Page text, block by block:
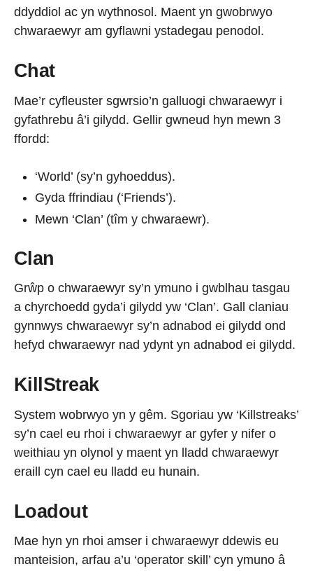
ddyddiol ac yn wythnosol. Maent yn gwobrwyo
chwaraewyr am gyflawni ystadegau penodol.
Chat
Mae’r cyfleuster sgwrsio’n galluogi chwaraewyr i
gyfathrebu â’i gilydd. Gellir gwneud hyn mewn 3
ffordd:
‘World’ (sy’n gyhoeddus).
Gyda ffrindiau (‘Friends’).
Mewn ‘Clan’ (tîm y chwaraewr).
Clan
Grŵp o chwaraewyr sy’n ymuno i gwblhau tasgau
a chyrchoedd gyda’i gilydd yw ‘Clan’. Gall claniau
gynnwys chwaraewyr sy’n adnabod ei gilydd ond
hefyd chwaraewyr nad ydynt yn adnabod ei gilydd.
KillStreak
System wobrwyo yn y gêm. Sgoriau yw ‘Killstreaks’
sy’n cael eu rhoi i chwaraewyr ar gyfer y nifer o
weithiau yn olynol y maent yn lladd chwaraewyr
eraill cyn cael eu lladd eu hunain.
Loadout
Mae hyn yn rhoi amser i chwaraewyr ddewis eu
manteision, arfau a’u ‘operator skill’ cyn ymuno â